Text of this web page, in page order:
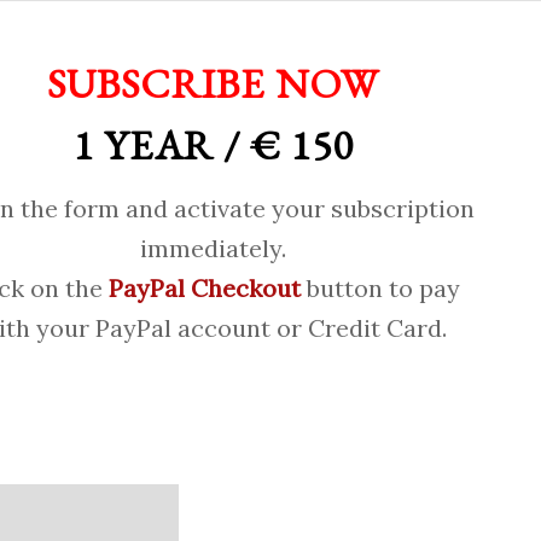
SUBSCRIBE NOW
1 YEAR / € 150
the form and activate your subscription
immediately.
on the PayPal Checkoutbutton to pay
your PayPal account or Credit Card.